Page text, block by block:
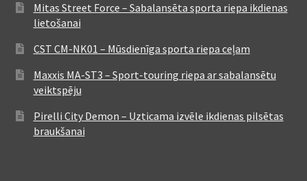
Mitas Street Force – Sabalansēta sporta riepa ikdienas
lietošanai
CST CM-NK01 – Mūsdienīga sporta riepa ceļam
Maxxis MA-ST3 – Sport-touring riepa ar sabalansētu
veiktspēju
Pirelli City Demon – Uzticama izvēle ikdienas pilsētas
braukšanai